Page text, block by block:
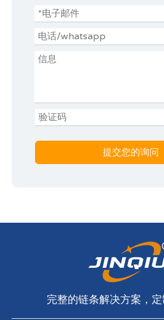
提交您的询问
完整的链条解决​​方案，